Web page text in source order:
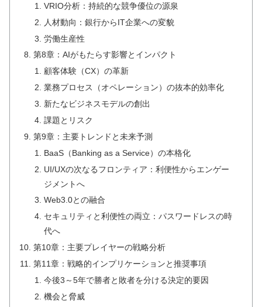
VRIO分析：持続的な競争優位の源泉
人材動向：銀行からIT企業への変貌
労働生産性
第8章：AIがもたらす影響とインパクト
顧客体験（CX）の革新
業務プロセス（オペレーション）の抜本的効率化
新たなビジネスモデルの創出
課題とリスク
第9章：主要トレンドと未来予測
BaaS（Banking as a Service）の本格化
UI/UXの次なるフロンティア：利便性からエンゲー
ジメントへ
Web3.0との融合
セキュリティと利便性の両立：パスワードレスの時
代へ
第10章：主要プレイヤーの戦略分析
第11章：戦略的インプリケーションと推奨事項
今後3～5年で勝者と敗者を分ける決定的要因
機会と脅威